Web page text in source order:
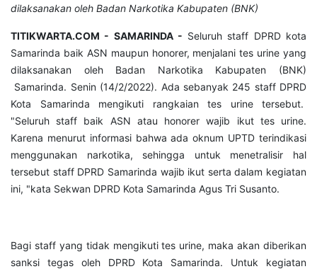
dilaksanakan oleh Badan Narkotika Kabupaten (BNK)
TITIKWARTA.COM - SAMARINDA - Seluruh staff DPRD kota
Samarinda baik ASN maupun honorer, menjalani tes urine yang
dilaksanakan oleh Badan Narkotika Kabupaten (BNK)
Samarinda. Senin (14/2/2022). Ada sebanyak 245 staff DPRD
Kota Samarinda mengikuti rangkaian tes urine tersebut.
"Seluruh staff baik ASN atau honorer wajib ikut tes urine.
Karena menurut informasi bahwa ada oknum UPTD terindikasi
menggunakan narkotika, sehingga untuk menetralisir hal
tersebut staff DPRD Samarinda wajib ikut serta dalam kegiatan
ini, "kata Sekwan DPRD Kota Samarinda Agus Tri Susanto.
Bagi staff yang tidak mengikuti tes urine, maka akan diberikan
sanksi tegas oleh DPRD Kota Samarinda. Untuk kegiatan